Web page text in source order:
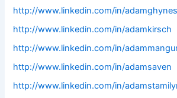
http://www.linkedin.com/in/adamghynes
http://www.linkedin.com/in/adamkirsch
http://www.linkedin.com/in/
http://www.linkedin.com/in/adamsaven
http://www.linkedin.com/in/